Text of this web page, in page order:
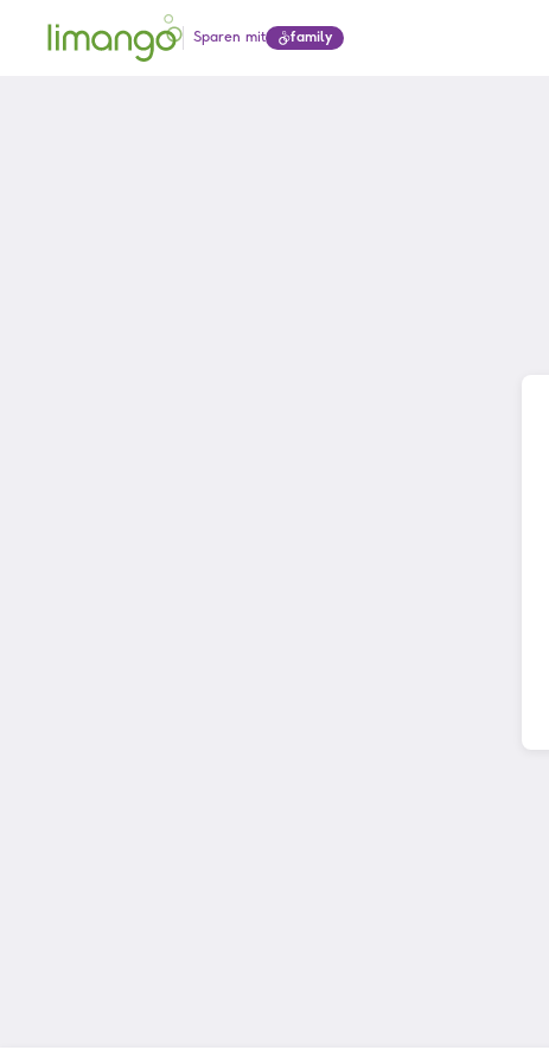
Sparen mit
family